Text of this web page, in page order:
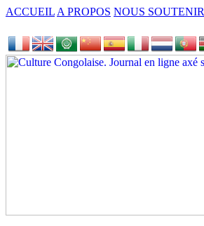
ACCUEIL A PROPOS NOUS SOUTENIR